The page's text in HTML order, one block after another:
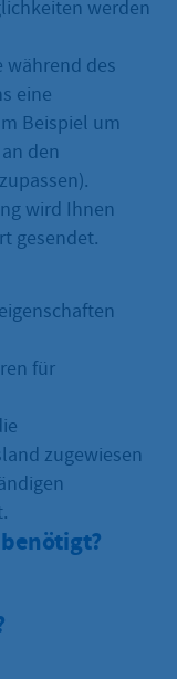
werden
während des
eine
Beispiel um
den
wird Ihnen
gesendet.
für
zugewiesen